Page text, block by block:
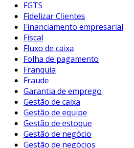
FGTS
Fidelizar Clientes
Financiamento empresarial
Fiscal
Fluxo de caixa
Folha de pagamento
Franquia
Fraude
Garantia de emprego
Gestão de caixa
Gestão de equipe
Gestão de estoque
Gestão de negócio
Gestão de negócios